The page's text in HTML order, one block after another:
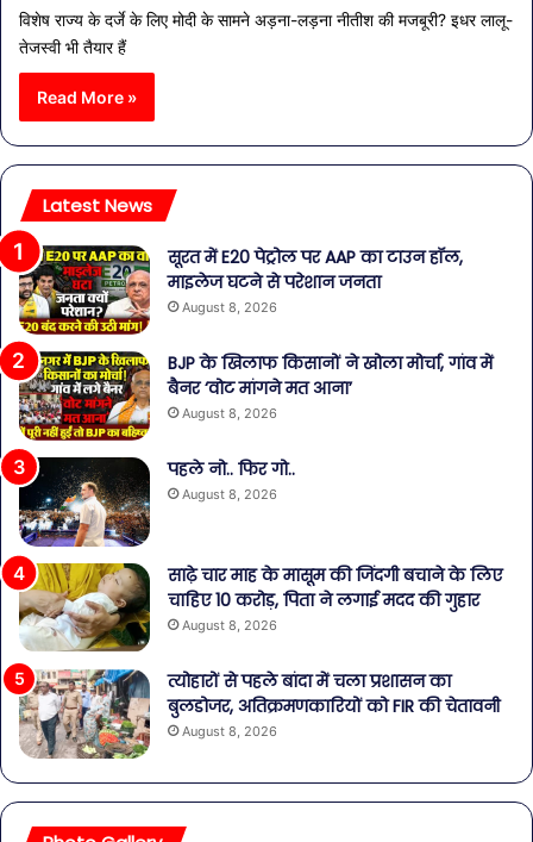
विशेष राज्य के दर्जे के लिए मोदी के सामने अड़ना-लड़ना नीतीश की मजबूरी? इधर लालू-
तेजस्वी भी तैयार हैं
Read More »
Latest News
सूरत में E20 पेट्रोल पर AAP का टाउन हॉल,
माइलेज घटने से परेशान जनता
August 8, 2026
BJP के खिलाफ किसानों ने खोला मोर्चा, गांव में
बैनर ‘वोट मांगने मत आना’
August 8, 2026
पहले नो.. फिर गो..
August 8, 2026
साढ़े चार माह के मासूम की जिंदगी बचाने के लिए
चाहिए 10 करोड़, पिता ने लगाई मदद की गुहार
August 8, 2026
त्योहारों से पहले बांदा में चला प्रशासन का
बुलडोजर, अतिक्रमणकारियों को FIR की चेतावनी
August 8, 2026